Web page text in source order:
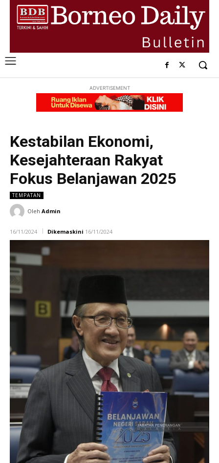
ADVERTISEMENT
Kestabilan Ekonomi,
Kesejahteraan Rakyat
Fokus Belanjawan 2025
TEMPATAN
Oleh Admin
16/11/2024 Dikemaskini 16/11/2024